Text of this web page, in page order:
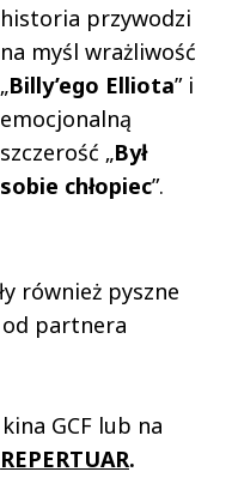
historia przywodzi
na myśl wrażliwość
„Billy’ego Elliota” i
emocjonalną
szczerość „Był
sobie chłopiec”.
również pyszne
od partnera
GCF lub na
REPERTUAR.